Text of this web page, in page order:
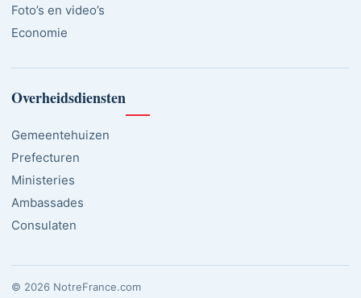
Foto’s en video’s
Economie
Overheidsdiensten
Gemeentehuizen
Prefecturen
Ministeries
Ambassades
Consulaten
© 2026 NotreFrance.com